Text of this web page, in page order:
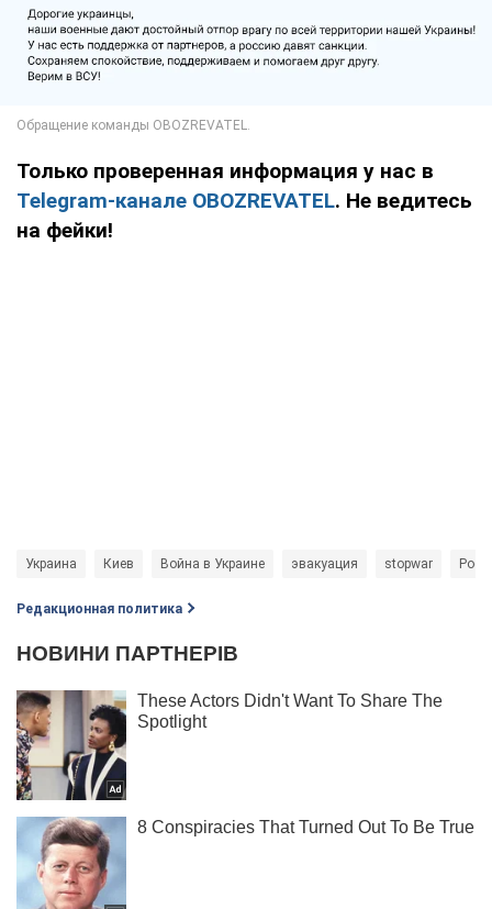
Только проверенная информация у нас в
Telegram-канале OBOZREVATEL. Не ведитесь
на фейки!
Украина Киев Война в Украине эвакуация stopwar
Редакционная политика